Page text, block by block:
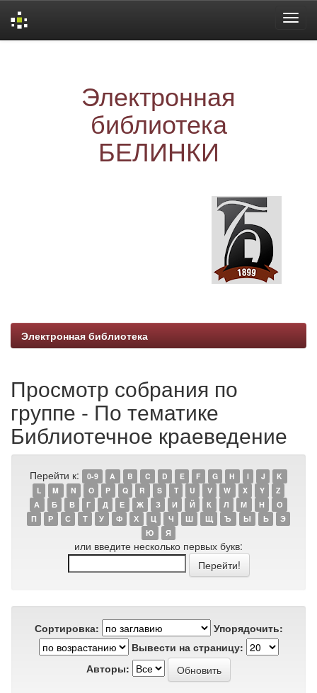
Электронная
библиотека
БЕЛИНКИ
Электронная библиотека
Просмотр собрания по
группе - По тематике
Библиотечное краеведение
Перейти к: 0-9 A B C D E F G H I J
K
L
M N O P Q R S T U V W X Y
Z
А
Б В Г Д Е Ж З И Й К Л М Н
О
П
Р С Т У Ф Х Ц Ч Ш Щ Ъ Ы Ь
Э
Ю
Я
или введите несколько первых букв:
Сортировка:
Упорядочить:
Вывести на страницу:
Авторы: